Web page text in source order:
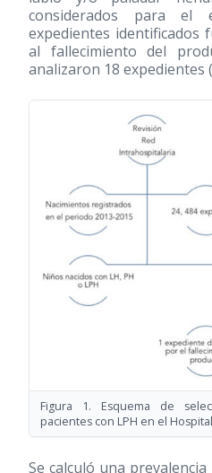
considerados para el
expedientes identificados
al fallecimiento del
analizaron 18 expedientes
Figura 1. Esquema de
pacientes con LPH en el
Se calculó una